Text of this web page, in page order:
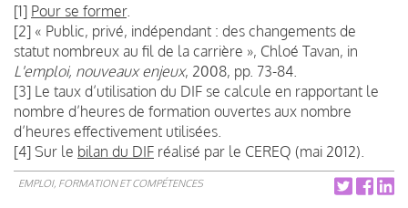
[1] Pour se former.
[2] « Public, privé, indépendant : des changements de
statut nombreux au fil de la carrière », Chloé Tavan, in
L'emploi, nouveaux enjeux, 2008, pp. 73-84.
[3] Le taux d’utilisation du DIF se calcule en rapportant le
nombre d’heures de formation ouvertes aux nombre
d’heures effectivement utilisées.
[4] Sur le bilan du DIF réalisé par le CEREQ (mai 2012).
EMPLOI, FORMATION ET COMPÉTENCES